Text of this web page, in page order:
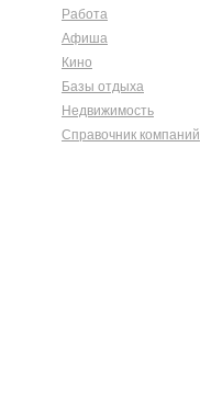
Работа
Афиша
Кино
Базы отдыха
Недвижимость
Справочник компаний